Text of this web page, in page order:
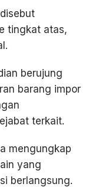
tingkat atas,
berujung
barang impor
terkait.
mengungkap
yang
berlangsung.